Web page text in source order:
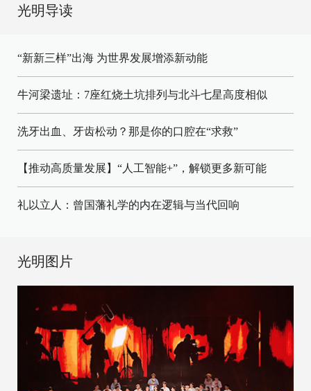
光明导读
“新新三样”出海 为世界发展增添新动能
牛河梁遗址：7座红烧土坑排列与北斗七星高度相似
洗牙出血、牙齿松动？那是你的口腔在“求救”
【推动高质量发展】“人工智能+”，解锁更多新可能
礼以立人：曾国藩礼学的内在逻辑与当代回响
光明图片